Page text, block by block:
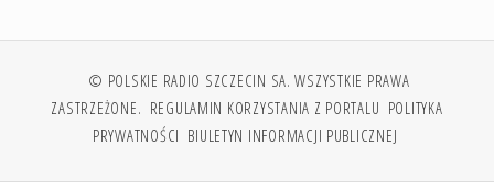
© POLSKIE RADIO SZCZECIN SA. WSZYSTKIE PRAWA
ZASTRZEŻONE. REGULAMIN KORZYSTANIA Z PORTALU POLITYKA
PRYWATNOŚCI BIULETYN INFORMACJI PUBLICZNEJ